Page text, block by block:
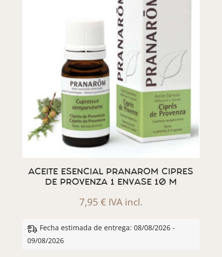
ACEITE ESENCIAL PRANAROM CIPRES
DE PROVENZA 1 ENVASE 10 M
7,95 € IVA incl.
Fecha estimada de entrega: 08/08/2026 -
09/08/2026